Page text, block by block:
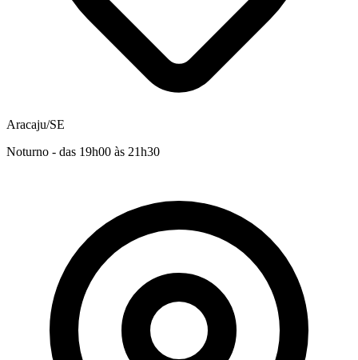
Aracaju/SE
Noturno - das 19h00 às 21h30